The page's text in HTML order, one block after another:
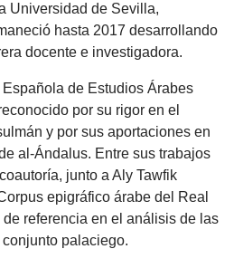
Universidad de Sevilla,
hasta 2017 desarrollando
docente e investigadora.
de Estudios Árabes
por su rigor en el
y por sus aportaciones en
al-Ándalus. Entre sus trabajos
junto a Aly Tawfik
epigráfico árabe del Real
referencia en el análisis de las
palaciego.